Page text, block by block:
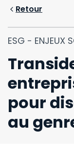
Retour
ESG - ENJEUX
pour
au